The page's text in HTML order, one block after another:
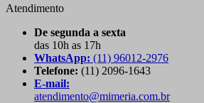
Atendimento
De segunda a sexta
das 10h as 17h
WhatsApp: (11) 96012-2976
Telefone: (11) 2096-1643
E-mail:
atendimento@mimeria.com.br